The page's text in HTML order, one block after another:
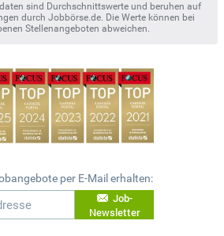
sind Durchschnittswerte und beruhen auf
durch Jobbörse.de. Die Werte können bei
Stellenangeboten abweichen.
per E-Mail erhalten:
Job-
Newsletter